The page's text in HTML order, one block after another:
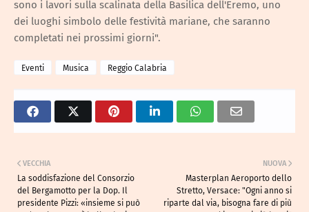
sono i lavori sulla scalinata della Basilica dell'Eremo, uno
dei luoghi simbolo delle festività mariane, che saranno
completati nei prossimi giorni".
Eventi Musica Reggio Calabria
NUOVA
Masterplan Aeroporto dello
Stretto, Versace: "Ogni anno si
riparte dal via, bisogna fare di più
VECCHIA
La soddisfazione del Consorzio
del Bergamotto per la Dop. Il
presidente Pizzi: «insieme si può